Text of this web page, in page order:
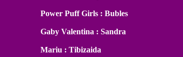
Power Puff Girls : Bubles
Gaby Valentina : Sandra
Mariu : Tibizaida